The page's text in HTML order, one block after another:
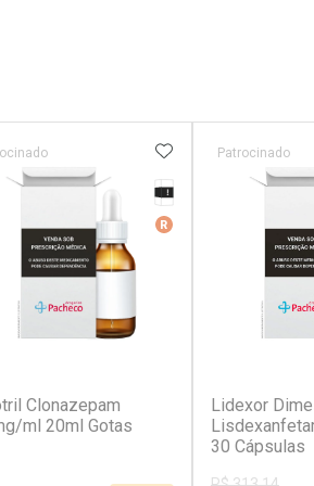
De Referência
AOS FAVORITOS
Clonazepam
ml 20ml Gotas
Tarja Preta
Medicamento De
ADICIONAR AOS
Lidexor
30 Cápsulas
Patrocinado